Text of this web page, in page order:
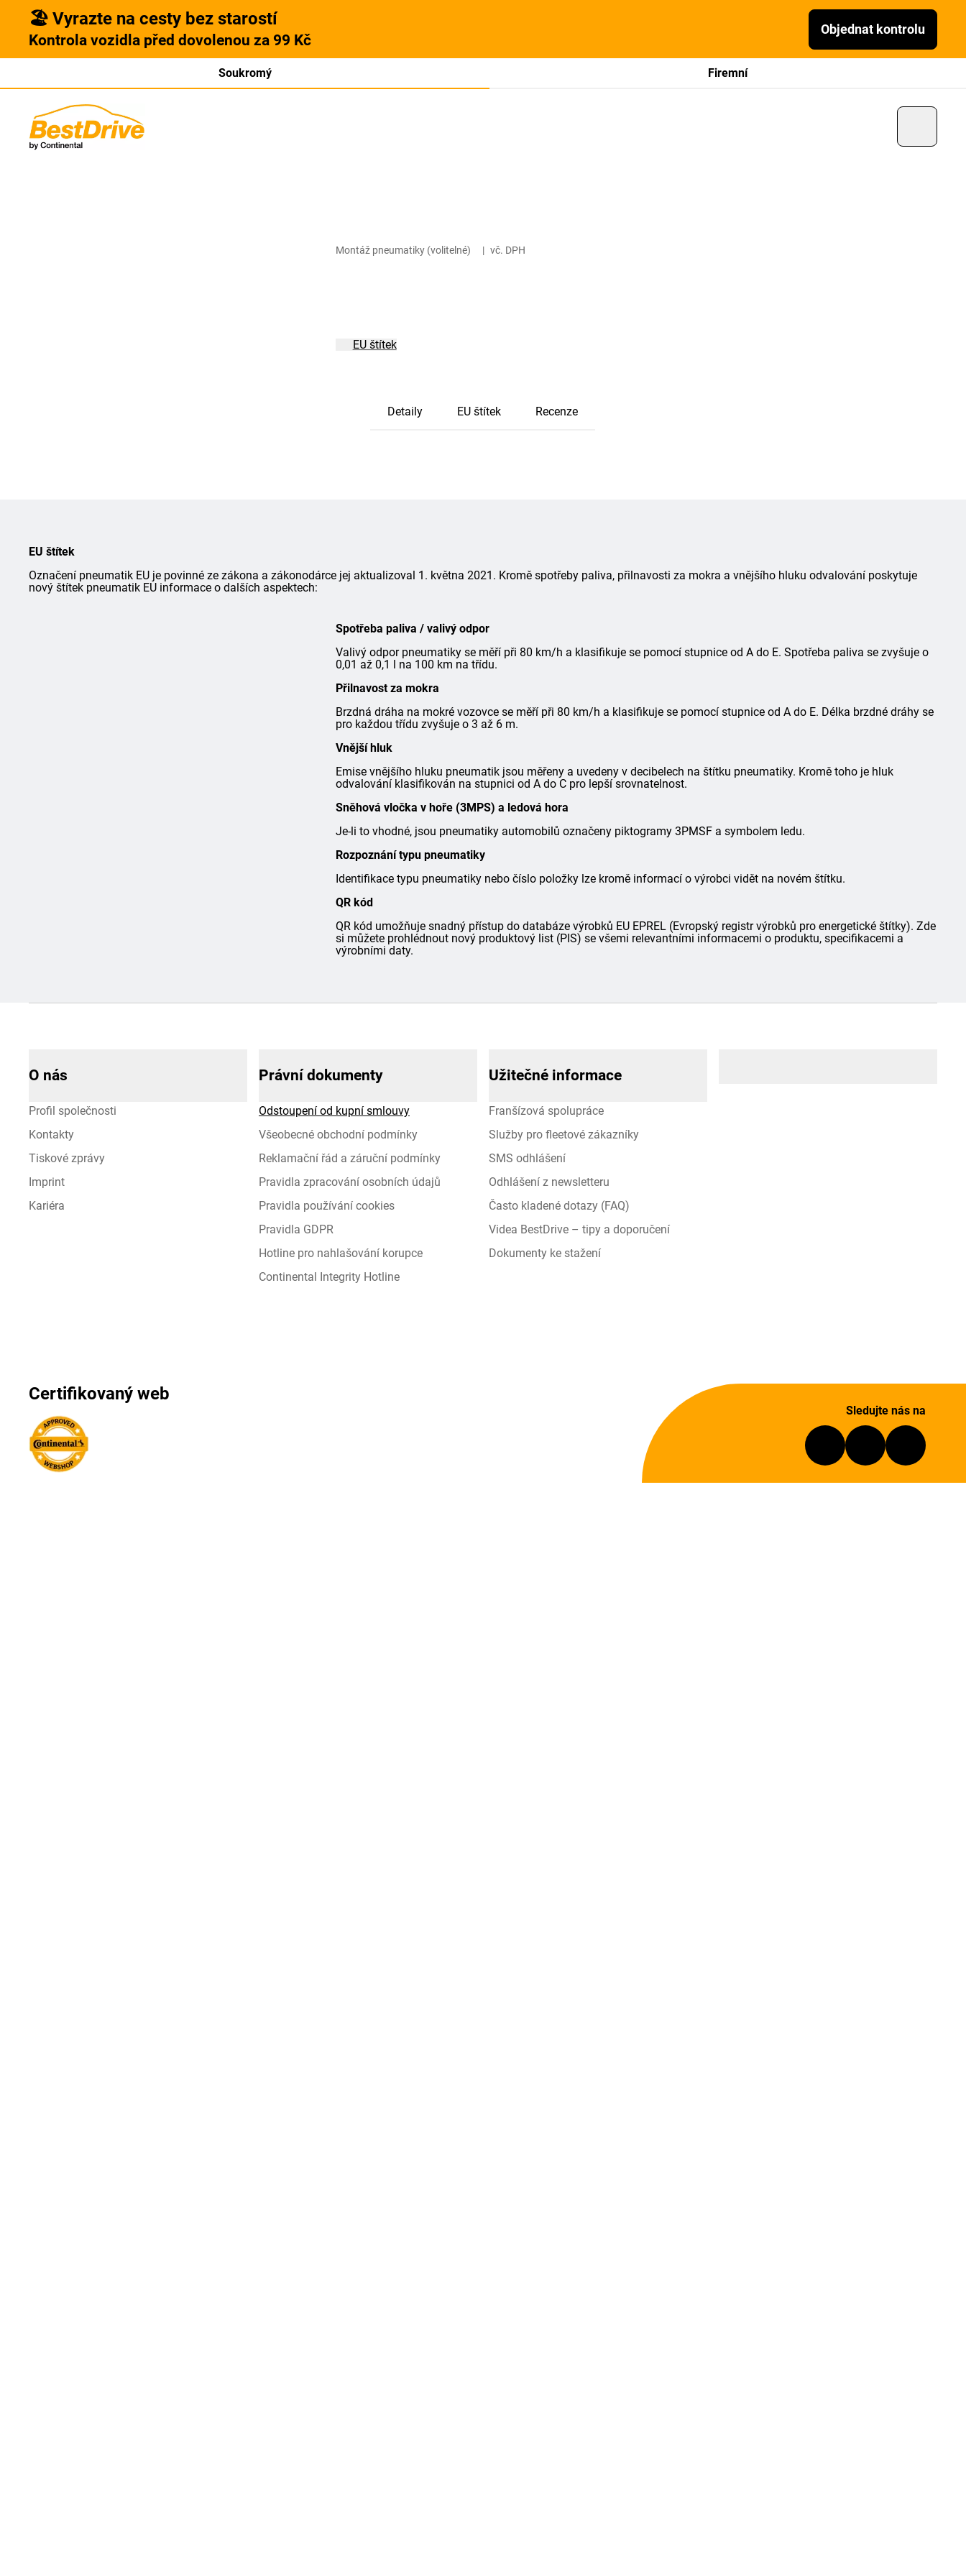
🏖️ Vyrazte na cesty bez starostí
Kontrola vozidla před dovolenou za 99 Kč
Objednat kontrolu
Soukromý Firemní
Montáž pneumatiky (volitelné) | vč. DPH
EU štítek
Detaily EU štítek Recenze
EU štítek
Označení pneumatik EU je povinné ze zákona a zákonodárce jej aktualizoval 1. května 2021. Kromě spotřeby paliva, přilnavosti za mokra a vnějšího hluku odvalování poskytuje
nový štítek pneumatik EU informace o dalších aspektech:
Spotřeba paliva / valivý odpor
Valivý odpor pneumatiky se měří při 80 km/h a klasifikuje se pomocí stupnice od A do E. Spotřeba paliva se zvyšuje o
0,01 až 0,1 l na 100 km na třídu.
Přilnavost za mokra
Brzdná dráha na mokré vozovce se měří při 80 km/h a klasifikuje se pomocí stupnice od A do E. Délka brzdné dráhy se
pro každou třídu zvyšuje o 3 až 6 m.
Vnější hluk
Emise vnějšího hluku pneumatik jsou měřeny a uvedeny v decibelech na štítku pneumatiky. Kromě toho je hluk
odvalování klasifikován na stupnici od A do C pro lepší srovnatelnost.
Sněhová vločka v hoře (3MPS) a ledová hora
Je-li to vhodné, jsou pneumatiky automobilů označeny piktogramy 3PMSF a symbolem ledu.
Rozpoznání typu pneumatiky
Identifikace typu pneumatiky nebo číslo položky lze kromě informací o výrobci vidět na novém štítku.
QR kód
QR kód umožňuje snadný přístup do databáze výrobků EU EPREL (Evropský registr výrobků pro energetické štítky). Zde
si můžete prohlédnout nový produktový list (PIS) se všemi relevantními informacemi o produktu, specifikacemi a
výrobními daty.
O nás
Profil společnosti
Kontakty
Tiskové zprávy
Imprint
Kariéra
Právní dokumenty
Odstoupení od kupní smlouvy
Všeobecné obchodní podmínky
Reklamační řád a záruční podmínky
Pravidla zpracování osobních údajů
Pravidla používání cookies
Pravidla GDPR
Hotline pro nahlašování korupce
Continental Integrity Hotline
Užitečné informace
Franšízová spolupráce
Služby pro fleetové zákazníky
SMS odhlášení
Odhlášení z newsletteru
Často kladené dotazy (FAQ)
Videa BestDrive – tipy a doporučení
Dokumenty ke stažení
Certifikovaný web
Sledujte nás na